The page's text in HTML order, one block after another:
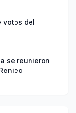
votos del
se reunieron